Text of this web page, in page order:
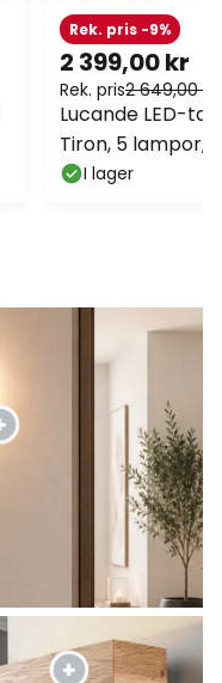
2 399,00 kr
Rek. pris2 649,00 kr
Rek. pris -9%
Lucande LED-
Tiron, 5 lampor,
I lager